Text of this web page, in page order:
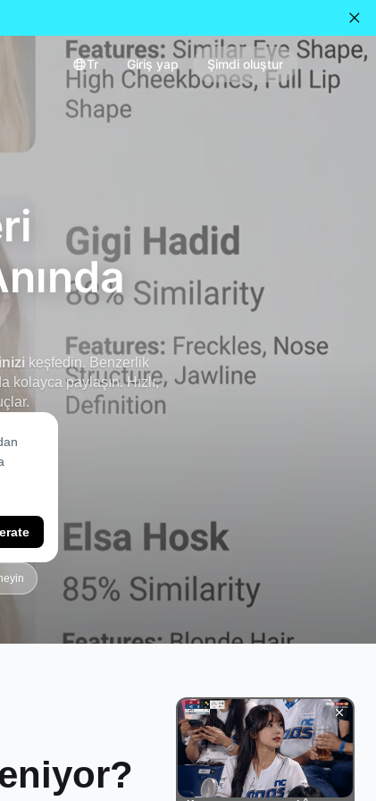
Tr Giriş yap Şimdi oluştur
keşfedin. Benzerlik
kolayca paylaşın. Hızlı,